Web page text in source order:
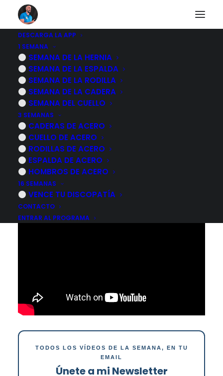
DESCARGA LA APP
1 SEMANA
SEMANA DE LA HERNIA
SEMANA DE LA ESPALDA
SEMANA DE LA RODILLA
SEMANA DE LA CADERA
SEMANA DEL CUELLO
3 SEMANAS
CADERAS DE ACERO
CUELLO DE ACERO
RODILLAS DE ACERO
ESPALDA DE ACERO
HOMBROS DE ACERO
16 SEMANAS
VENCE TU DISCOPATÍA
CONTACTO
ENTRAR AL PROGRAMA
¿Cuanto tiempo
tarda en curarse una
lesion?
17 NOVIEMBRE, 2022 | POR
TODOS LOS VÍDEOS DE LA SEMANA, EN TU
EMAIL
Únete a mi Newsletter